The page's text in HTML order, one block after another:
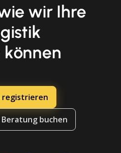
wir Ihre
registrieren
buchen